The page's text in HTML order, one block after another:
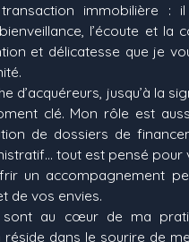
immobilière : il
l’écoute et la
et délicatesse que je
d’acquéreurs, jusqu’à la
clé. Mon rôle est
de dossiers de
tout est pensé pour
un accompagnement
de vos envies.
sont au cœur de ma
dans le sourire de